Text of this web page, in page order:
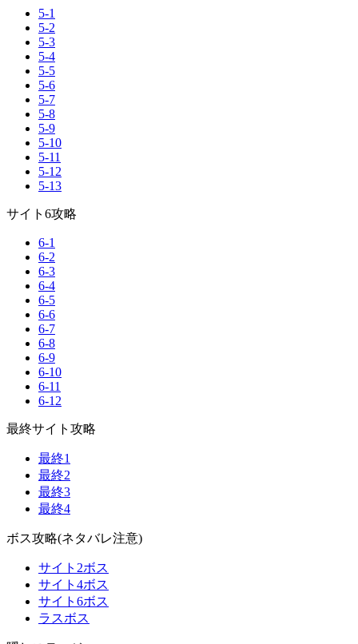
5-1
5-2
5-3
5-4
5-5
5-6
5-7
5-8
5-9
5-10
5-11
5-12
5-13
サイト6攻略
6-1
6-2
6-3
6-4
6-5
6-6
6-7
6-8
6-9
6-10
6-11
6-12
最終サイト攻略
最終1
最終2
最終3
最終4
ボス攻略(ネタバレ注意)
サイト2ボス
サイト4ボス
サイト6ボス
ラスボス